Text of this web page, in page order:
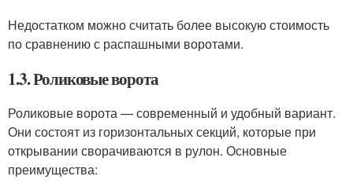
Недостатком можно считать более высокую стоимость
по сравнению с распашными воротами.
1.3. Роликовые ворота
Роликовые ворота — современный и удобный вариант.
Они состоят из горизонтальных секций, которые при
открывании сворачиваются в рулон. Основные
преимущества: